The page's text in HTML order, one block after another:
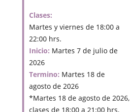
Clases:
Martes y viernes de 18:00 a
22:00 hrs.
Inicio: Martes 7 de julio de
2026
Termino: Martes 18 de
agosto de 2026
*Martes 18 de agosto de 2026,
clases de 18:00 a 21:00 hrs.